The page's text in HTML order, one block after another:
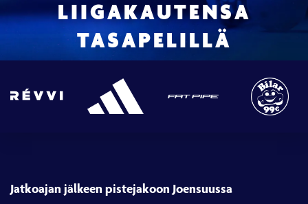
LIIGAKAUTENSA
TASAPELILLÄ
Jatkoajan jälkeen pistejakoon Joensuussa